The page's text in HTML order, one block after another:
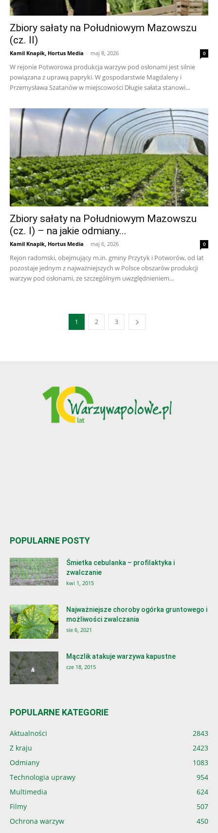
Zbiory sałaty na Południowym Mazowszu
(cz. II)
Kamil Knapik, Hortus Media - maj 8, 2026 0
W rejonie Potworowa produkcja warzyw pod osłonami jest silnie
powiązana z uprawą papryki. W gospodarstwie Magdaleny i
Przemysława Szatanów w miejscowości Długie sałata stanowi...
Zbiory sałaty na Południowym Mazowszu
(cz. I) – na jakie odmiany...
Kamil Knapik, Hortus Media - maj 6, 2026 0
Rejon radomski, obejmujący m.in. gminy Przytyk i Potworów, od lat
pozostaje jednym z najważniejszych w Polsce obszarów produkcji
warzyw pod osłonami, ze szczególnym uwzględnieniem...
1 2 3
POPULARNE POSTY
Śmietka cebulanka – profilaktyka i
zwalczanie
kwi 1, 2015
Najważniejsze choroby ogórka gruntowego i
możliwości zwalczania
sie 6, 2021
Mączlik atakuje warzywa kapustne
cze 18, 2015
POPULARNE KATEGORIE
Aktualności
2843
Z kraju
2423
Odmiany
1083
Technologia uprawy
954
Multimedia
624
Filmy
507
Ochrona warzyw
450